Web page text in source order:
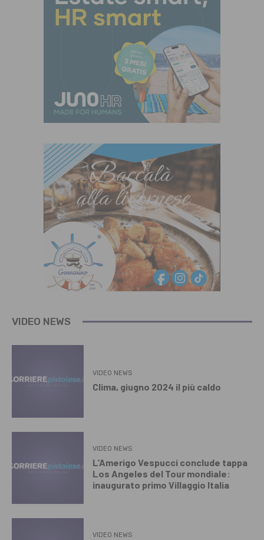
VIDEO NEWS
VIDEO NEWS
Clima, giugno 2024 il più caldo
VIDEO NEWS
L’Amerigo Vespucci conclude tappa
Los Angeles del Tour mondiale:
inaugurato primo Villaggio Italia
VIDEO NEWS